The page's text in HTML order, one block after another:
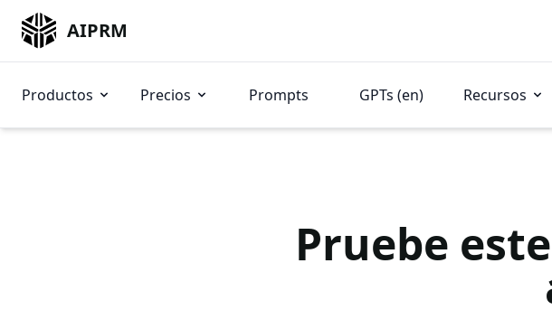
AIPRM
Productos Precios Prompts GPTs (en) Recursos
Pruebe este